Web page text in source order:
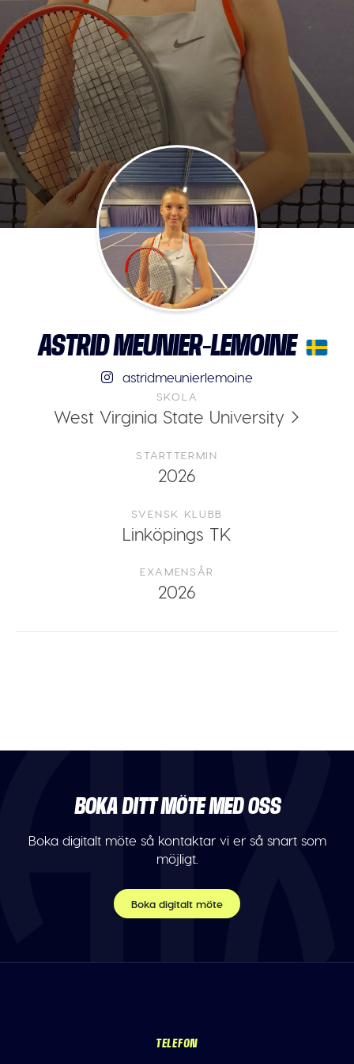
ASTRID MEUNIER-LEMOINE
astridmeunierlemoine
SKOLA
West Virginia State University
STARTTERMIN
2026
SVENSK KLUBB
Linköpings TK
EXAMENSÅR
2026
BOKA DITT MÖTE MED OSS
Boka digitalt möte så kontaktar vi er så snart som
möjligt.
Boka digitalt möte
TELEFON